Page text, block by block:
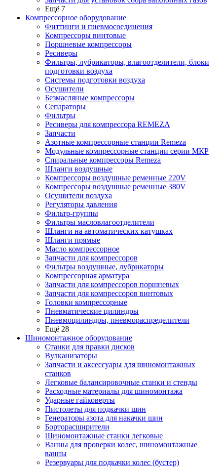
Ещё 7
Компрессорное оборудование
Фиттинги и пневмосоединения
Компрессоры винтовые
Поршневые компрессоры
Ресиверы
Фильтры, лубрикаторы, влагоотделители, блоки
подготовки воздуха
Системы подготовки воздуха
Осушители
Безмасляные компрессоры
Сепараторы
Фильтры
Ресиверы для компрессора REMEZA
Запчасти
Азотные компрессорные станции Remeza
Модульные компрессорные станции серии МКР
Спиральные компрессоры Remeza
Шланги воздушные
Компрессоры воздушные ременные 220V
Компрессоры воздушные ременные 380V
Осушители воздуха
Регуляторы давления
Фильтр-группы
Фильтры масловлагоотделители
Шланги на автоматических катушках
Шланги прямые
Масло компрессорное
Запчасти для компрессоров
Фильтры воздушные, лубрикаторы
Компрессорная арматура
Запчасти для компрессоров поршневых
Запчасти для компрессоров винтовых
Головки компрессорные
Пневматические цилиндры
Пневмоцилиндры, пневмораспределители
Ещё 28
Шиномонтажное оборудование
Станки для правки дисков
Вулканизаторы
Запчасти и аксессуары для шиномонтажных
станков
Легковые балансировочные станки и стенды
Расходные материалы для шиномонтажа
Ударные гайковерты
Пистолеты для подкачки шин
Генераторы азота для накачки шин
Борторасширители
Шиномонтажные станки легковые
Ванны для проверки колес, шиномонтажные
ванны
Резервуары для подкачки колес (бустер)